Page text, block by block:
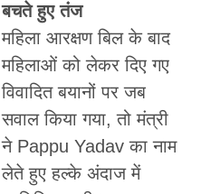
बचते हुए तंज
महिला आरक्षण बिल के बाद
महिलाओं को लेकर दिए गए
विवादित बयानों पर जब
सवाल किया गया, तो मंत्री
ने Pappu Yadav का नाम
लेते हुए हल्के अंदाज में